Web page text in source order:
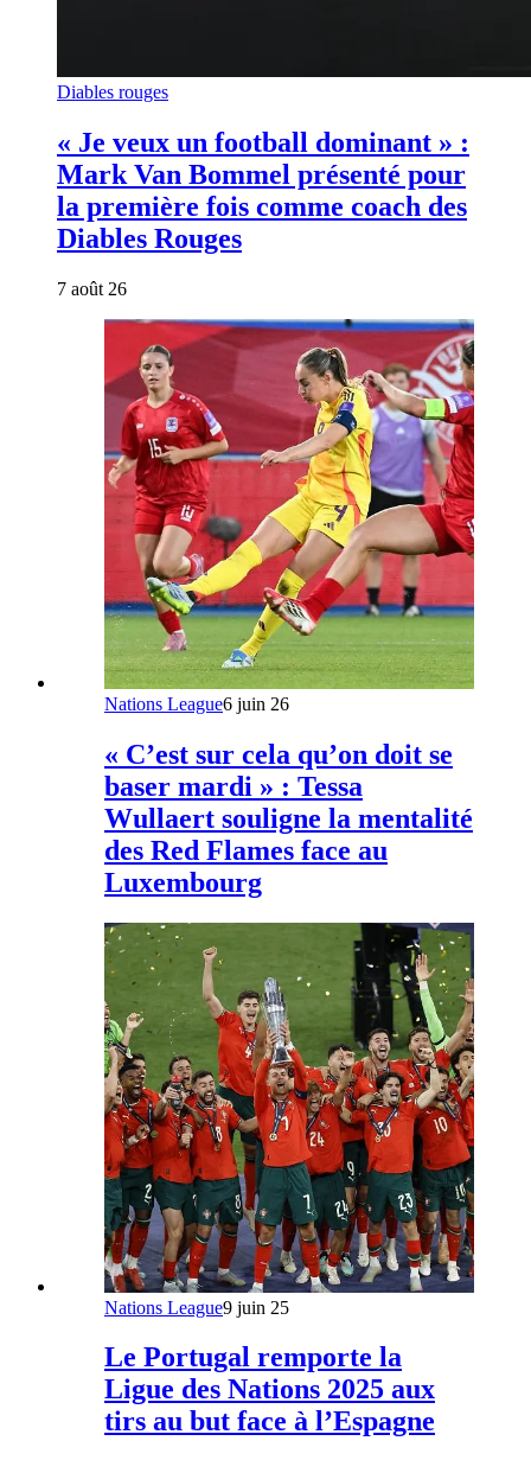
Diables rouges
« Je veux un football dominant » :
Mark Van Bommel présenté pour
la première fois comme coach des
Diables Rouges
7 août 26
Nations League6 juin 26
« C’est sur cela qu’on doit se
baser mardi » : Tessa
Wullaert souligne la mentalité
des Red Flames face au
Luxembourg
Nations League9 juin 25
Le Portugal remporte la
Ligue des Nations 2025 aux
tirs au but face à l’Espagne